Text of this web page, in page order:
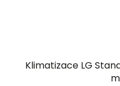
Klimatizace LG